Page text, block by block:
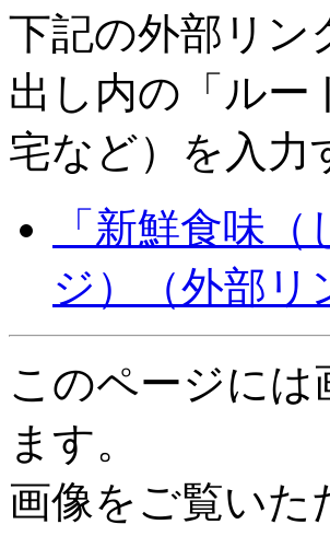
下記の外部リン
出し内の「ル
宅など）を入力
「新鮮食味
ジ）
（外部リ
このページに
ます。
画像をご覧いた